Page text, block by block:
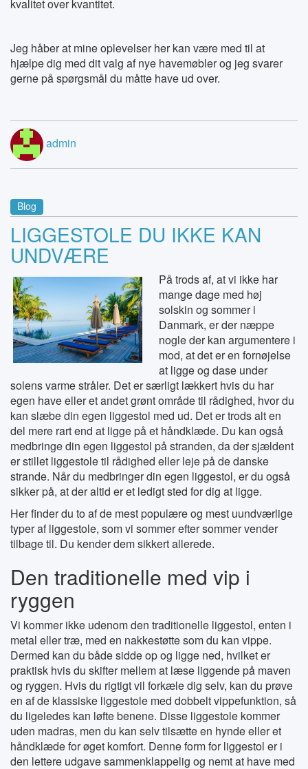
kvalitet over kvantitet.
Jeg håber at mine oplevelser her kan være med til at
hjælpe dig med dit valg af nye havemøbler og jeg svarer
gerne på spørgsmål du måtte have ud over.
admin
Blog
LIGGESTOLE DU IKKE KAN
UNDVÆRE
På trods af, at vi ikke har
mange dage med høj
solskin og sommer i
Danmark, er der næppe
nogle der kan argumentere i
mod, at det er en fornøjelse
at ligge og dase under
solens varme stråler. Det er særligt lækkert hvis du har
egen have eller et andet grønt område til rådighed, hvor du
kan slæbe din egen liggestol med ud. Det er trods alt en
del mere rart end at ligge på et håndklæde. Du kan også
medbringe din egen liggestol på stranden, da der sjældent
er stillet liggestole til rådighed eller leje på de danske
strande. Når du medbringer din egen liggestol, er du også
sikker på, at der altid er et ledigt sted for dig at ligge.
Her finder du to af de mest populære og mest uundværlige
typer af liggestole, som vi sommer efter sommer vender
tilbage til. Du kender dem sikkert allerede.
Den traditionelle med vip i
ryggen
Vi kommer ikke udenom den traditionelle liggestol, enten i
metal eller træ, med en nakkestøtte som du kan vippe.
Dermed kan du både sidde op og ligge ned, hvilket er
praktisk hvis du skifter mellem at læse liggende på maven
og ryggen. Hvis du rigtigt vil forkæle dig selv, kan du prøve
en af de klassiske liggestole med dobbelt vippefunktion, så
du ligeledes kan løfte benene. Disse liggestole kommer
uden madras, men du kan selv tilsætte en hynde eller et
håndklæde for øget komfort. Denne form for liggestol er i
den lettere udgave sammenklappelig og nemt at have med